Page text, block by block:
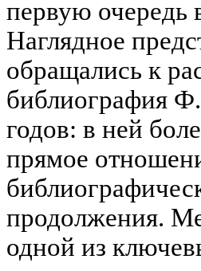
первую очередь
Наглядное
обращались к
библиография
годов: в ней
прямое
продолжения.
одной из